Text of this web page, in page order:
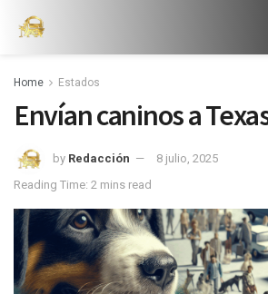
Home Estados
Envían caninos a
by Redacción
8 julio, 2025
Reading Time: 2 mins read